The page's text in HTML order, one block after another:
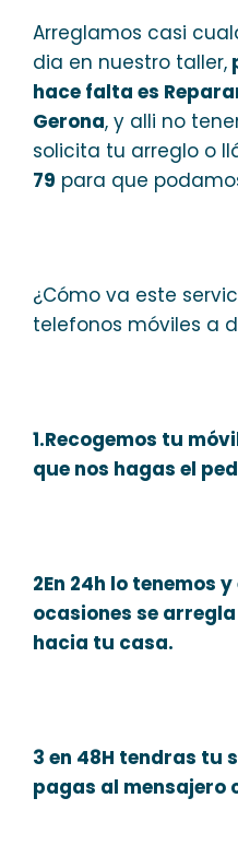
Arreglamos casi
dia en nuestro taller,
hace falta es
Gerona, y alli no
solicita tu arreglo o
79 para que
¿Cómo va este
telefonos móviles a
1.Recogemos tu
que nos hagas el
2En 24h lo tenemos
ocasiones se
hacia tu casa.
3 en 48H tendras tu
pagas al mensajero